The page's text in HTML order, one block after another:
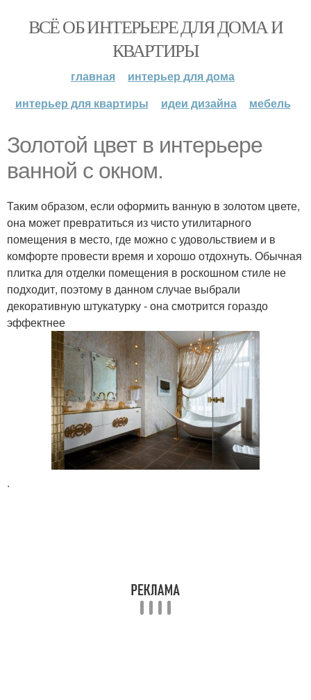
ВСЁ ОБ ИНТЕРЬЕРЕ ДЛЯ ДОМА И
КВАРТИРЫ
главная
интерьер для дома
интерьер для квартиры
идеи дизайна мебель
Золотой цвет в интерьере
ванной с окном.
Таким образом, если оформить ванную в золотом цвете,
она может превратиться из чисто утилитарного
помещения в место, где можно с удовольствием и в
комфорте провести время и хорошо отдохнуть. Обычная
плитка для отделки помещения в роскошном стиле не
подходит, поэтому в данном случае выбрали
декоративную штукатурку - она смотрится гораздо
эффектнее
.